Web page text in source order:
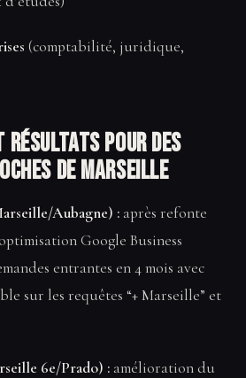
(comptabilité, juridique,
résultats pour des
de Marseille
Aubagne) : après refonte
Google Business
entrantes en 4 mois avec
sur les requêtes “+ Marseille” et
6e/Prado) : amélioration du